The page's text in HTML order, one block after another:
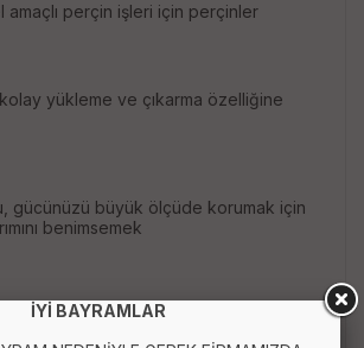
amaçlı perçin işleri için perçinler
yükleme ve çıkarma özelliğine
gücünüzü büyük ölçüde korumak için
benimsemek
kolaylaştırır
İYİ BAYRAMLAR